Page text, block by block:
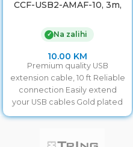
CCF-USB2-AMAF-10, 3m,
ferrit
✓ Na zalihi
10.00 KM
Premium quality USB
extension cable, 10 ft Reliable
connection Easily extend
your USB cables Gold plated
contacts Lifetime warranty